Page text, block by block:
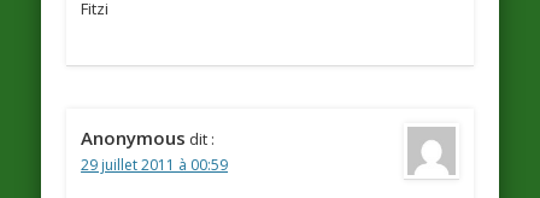
Fitzi
Anonymous dit :
29 juillet 2011 à 00:59